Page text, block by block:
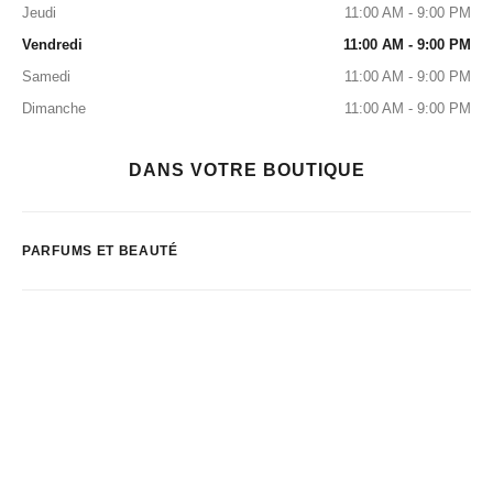
Jeudi
11:00 AM - 9:00 PM
Vendredi
11:00 AM - 9:00 PM
Samedi
11:00 AM - 9:00 PM
Dimanche
11:00 AM - 9:00 PM
DANS VOTRE BOUTIQUE
PARFUMS ET BEAUTÉ